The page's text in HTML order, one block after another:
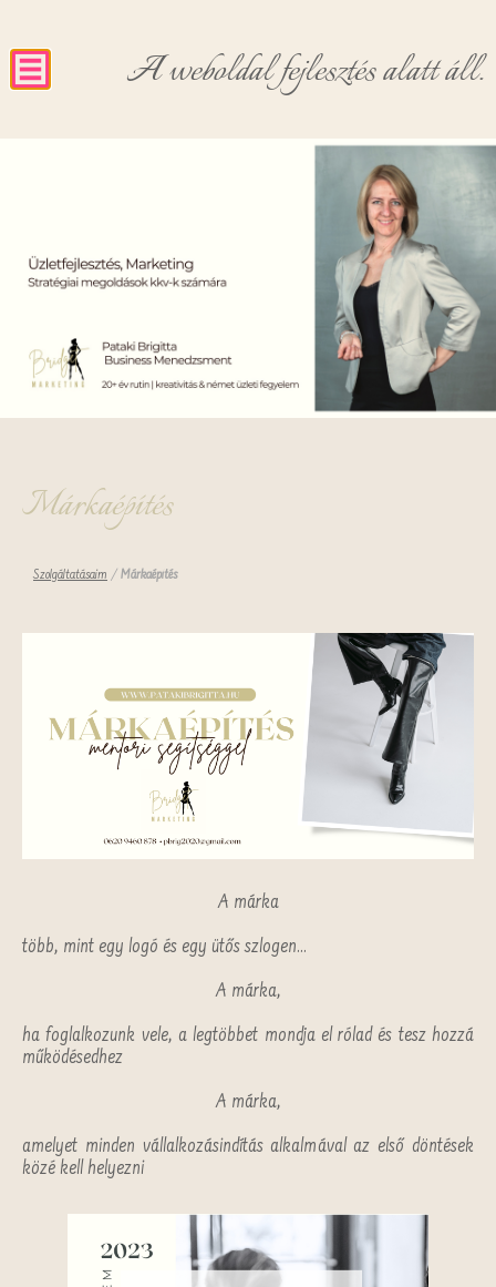
A weboldal fejlesztés alatt áll.
Márkaépítés
Szolgáltatásaim / Márkaépítés
A márka
több, mint egy logó és egy ütős szlogen...
A márka,
ha foglalkozunk vele, a legtöbbet mondja el rólad és tesz hozzá
működésedhez
A márka,
amelyet minden vállalkozásindítás alkalmával az első döntések
közé kell helyezni